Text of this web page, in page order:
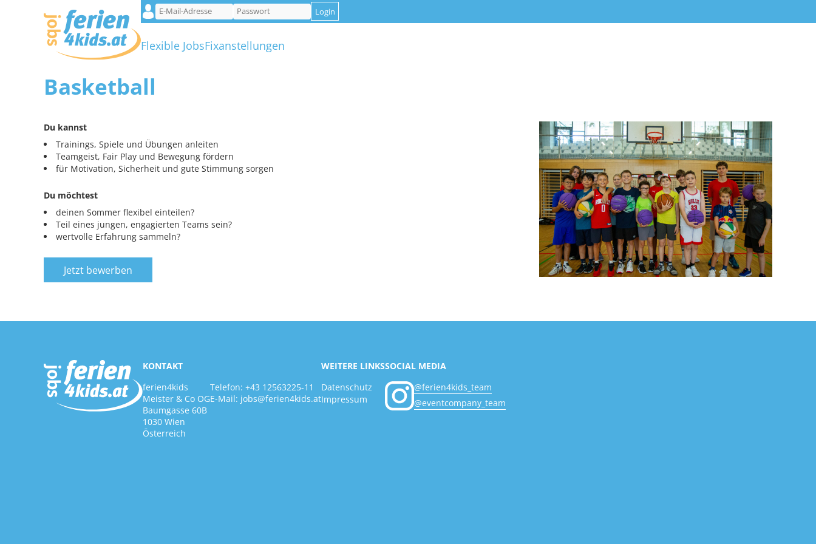
Flexible JobsFixanstellungen
Basketball
Du kannst
Trainings, Spiele und Übungen anleiten
Teamgeist, Fair Play und Bewegung fördern
für Motivation, Sicherheit und gute Stimmung sorgen
Du möchtest
deinen Sommer flexibel einteilen?
Teil eines jungen, engagierten Teams sein?
wertvolle Erfahrung sammeln?
Jetzt bewerben
KONTAKT
ferien4kids
Meister & Co OG
Baumgasse 60B
1030 Wien
Österreich
Telefon:+43 12563225-11
E-Mail: jobs@ferien4kids.at
WEITERE LINKS
Datenschutz
Impressum
SOCIAL MEDIA
@ferien4kids_team
@eventcompany_team